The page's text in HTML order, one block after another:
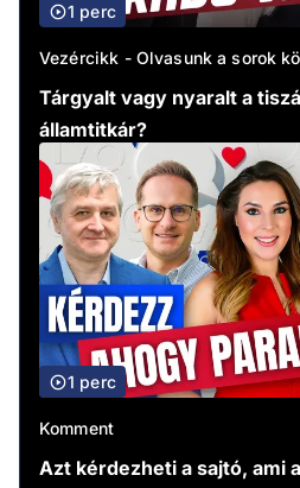
1 perc
Vezércikk - Olvasunk a sorok
Tárgyalt vagy nyaralt a
államtitkár?
1 perc
Komment
Azt kérdezheti a sajtó, ami